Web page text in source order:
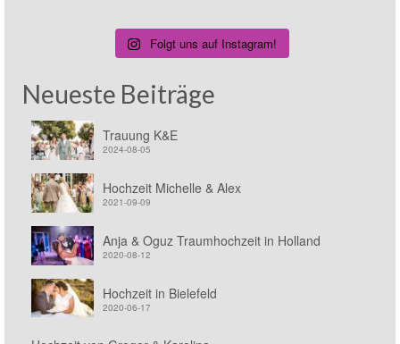
Folgt uns auf Instagram!
Neueste Beiträge
Trauung K&E
2024-08-05
Hochzeit Michelle & Alex
2021-09-09
Anja & Oguz Traumhochzeit in Holland
2020-08-12
Hochzeit in Bielefeld
2020-06-17